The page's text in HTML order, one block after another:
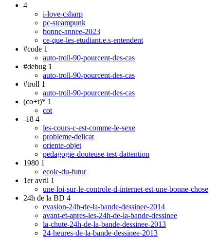
4
i-love-csharp
pc-steampunk
bonne-annee-2023
ce-que-les-etudiant.e.s-entendent
#code 1
auto-troll-90-pourcent-des-cas
#debug 1
auto-troll-90-pourcent-des-cas
#troll 1
auto-troll-90-pourcent-des-cas
(co+t)* 1
cot
-18 4
les-cours-c-est-comme-le-sexe
probleme-delicat
oriente-objet
pedagogie-douteuse-test-dattention
1980 1
ecole-du-futur
1er avril 1
une-loi-sur-le-controle-d-internet-est-une-bonne-chose
24h de la BD 4
evasion-24h-de-la-bande-dessinee-2014
avant-et-apres-les-24h-de-la-bande-dessinee
la-chute-24h-de-la-bande-dessinee-2013
24-heures-de-la-bande-dessinee-2013